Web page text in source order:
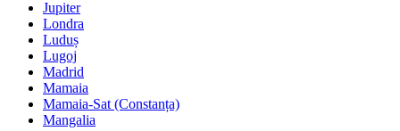
Jupiter
Londra
Luduș
Lugoj
Madrid
Mamaia
Mamaia-Sat (Constanța)
Mangalia